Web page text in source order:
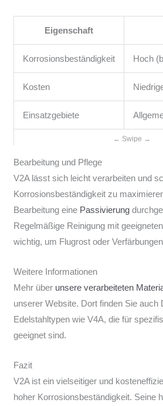
Eigenschaft
Korrosionsbeständigkeit Hoch
Kosten
Einsatzgebiete
Bearbeitung und Pflege
V2A lässt sich leicht verarbeiten und
Korrosionsbeständigkeit zu
Bearbeitung eine Passivierung
Regelmäßige Reinigung mit
wichtig, um Flugrost oder
Weitere Informationen
Mehr über unsere verarbeiteten
unserer Website. Dort finden Sie auch
Edelstahltypen wie V4A, die für
geeignet sind.
Fazit
V2A ist ein vielseitiger und
hoher Korrosionsbeständigkeit. Seine